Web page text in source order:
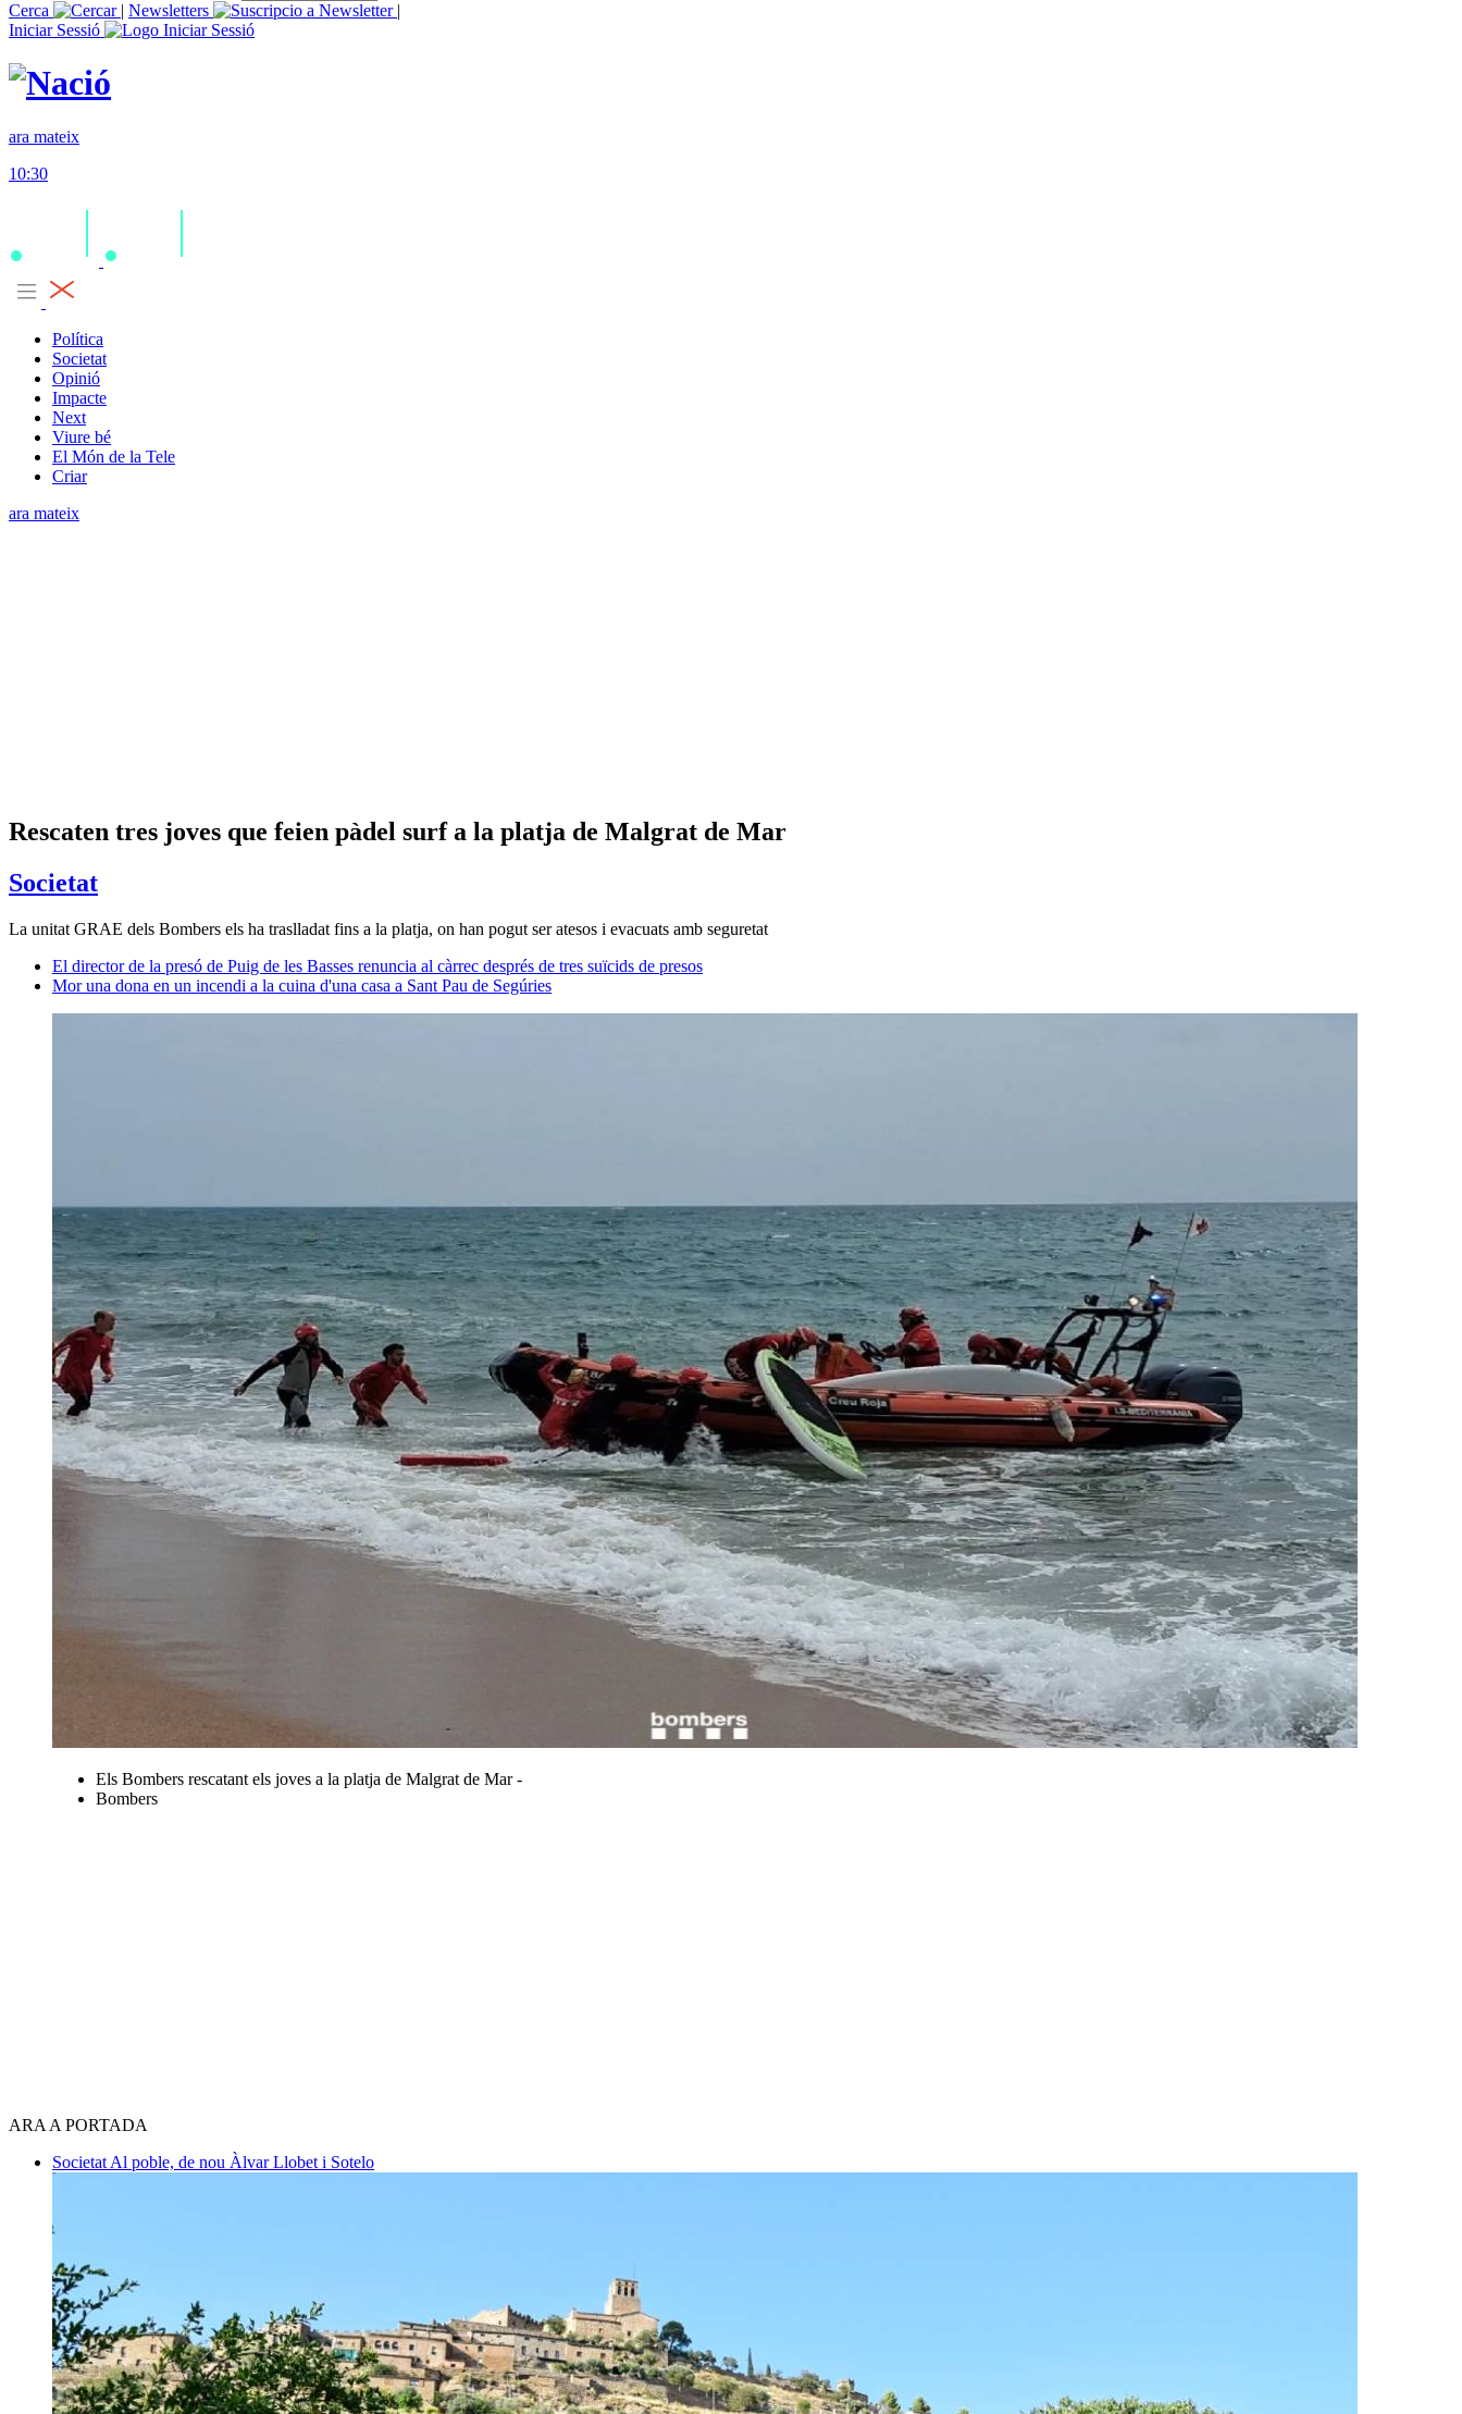
Cerca
| Newsletters
|
Iniciar Sessió
ara mateix
10:30
Política
Societat
Opinió
Impacte
Next
Viure bé
El Món de la Tele
Criar
ara mateix
Rescaten tres joves que feien pàdel surf a la platja de Malgrat de Mar
Societat
La unitat GRAE dels Bombers els ha traslladat fins a la platja, on han pogut ser atesos i evacuats amb seguretat
El director de la presó de Puig de les Basses renuncia al càrrec després de tres suïcids de presos
Mor una dona en un incendi a la cuina d'una casa a Sant Pau de Segúries
Els Bombers rescatant els joves a la platja de Malgrat de Mar -
Bombers
ARA A PORTADA
Societat Al poble, de nou Àlvar Llobet i Sotelo